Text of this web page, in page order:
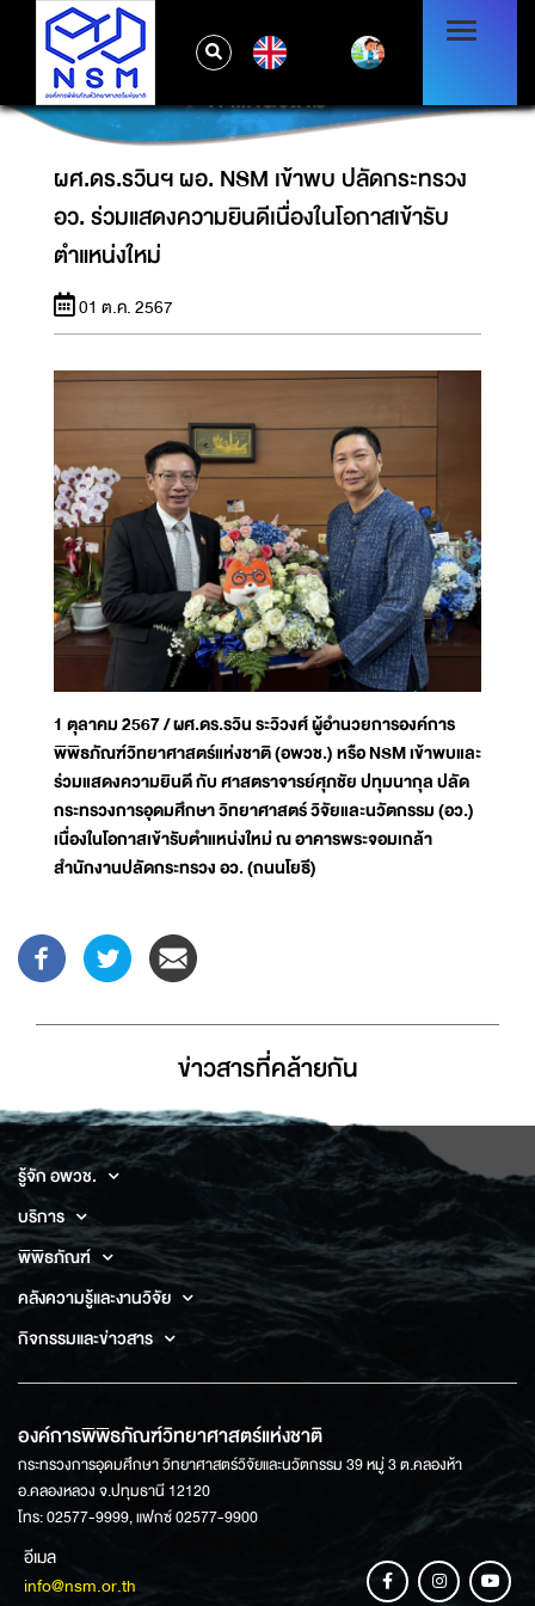
ผศ.ดร.รวินฯ ผอ. NSM เข้าพบ ปลัดกระทรวง
อว. ร่วมแสดงความยินดีเนื่องในโอกาสเข้ารับ
ตำแหน่งใหม่
ผศ.ดร.รวินฯ ผอ. NSM เข้าพบ ปลัดกระทรวง
อว. ร่วมแสดงความยินดีเนื่องในโอกาสเข้ารับ
ตำแหน่งใหม่
01 ต.ค. 2567
1 ตุลาคม 2567 / ผศ.ดร.รวิน ระวิวงศ์ ผู้อำนวยการองค์การ
พิพิธภัณฑ์วิทยาศาสตร์แห่งชาติ (อพวช.) หรือ NSM เข้าพบและ
ร่วมแสดงความยินดี กับ ศาสตราจารย์ศุภชัย ปทุมนากุล ปลัด
กระทรวงการอุดมศึกษา วิทยาศาสตร์ วิจัยและนวัตกรรม (อว.)
เนื่องในโอกาสเข้ารับตำแหน่งใหม่ ณ อาคารพระจอมเกล้า
สำนักงานปลัดกระทรวง อว. (ถนนโยธี)
ข่าวสารที่่คล้ายกัน
รู้จัก อพวช.
บริการ
พิพิธภัณฑ์
คลังความรู้และงานวิจัย
กิจกรรมและข่าวสาร
องค์การพิพิธภัณฑ์วิทยาศาสตร์แห่งชาติ
กระทรวงการอุดมศึกษา วิทยาศาสตร์วิจัยและนวัตกรรม 39 หมู่ 3 ต.คลองห้า
อ.คลองหลวง จ.ปทุมธานี 12120
โทร: 02577-9999, แฟกซ์ 02577-9900
อีเมล
info@nsm.or.th